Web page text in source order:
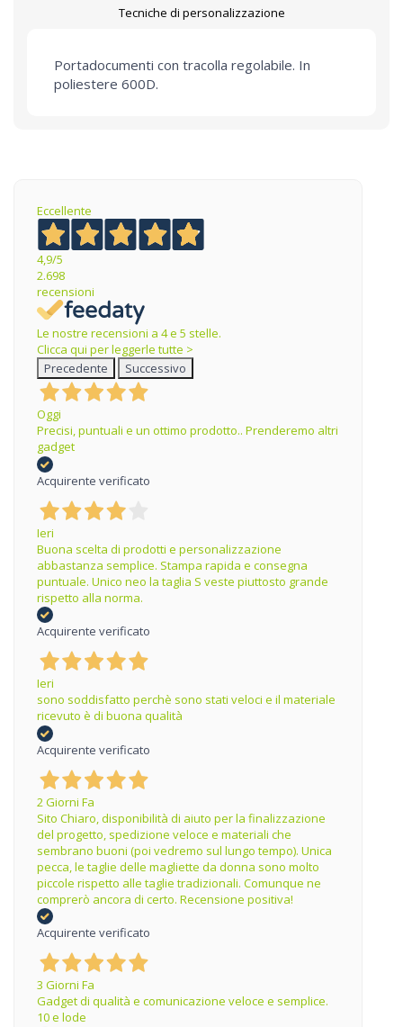
Tecniche di personalizzazione
Portadocumenti con tracolla regolabile. In
poliestere 600D.
Eccellente
4,9/5
2.698
recensioni
Le nostre recensioni a 4 e 5 stelle.
Clicca qui per leggerle tutte >
Precedente
Successivo
Oggi
Precisi, puntuali e un ottimo prodotto.. Prenderemo altri
gadget
Acquirente verificato
Ieri
Buona scelta di prodotti e personalizzazione
abbastanza semplice. Stampa rapida e consegna
puntuale. Unico neo la taglia S veste piuttosto grande
rispetto alla norma.
Acquirente verificato
Ieri
sono soddisfatto perchè sono stati veloci e il materiale
ricevuto è di buona qualità
Acquirente verificato
2 Giorni Fa
Sito Chiaro, disponibilità di aiuto per la finalizzazione
del progetto, spedizione veloce e materiali che
sembrano buoni (poi vedremo sul lungo tempo). Unica
pecca, le taglie delle magliette da donna sono molto
piccole rispetto alle taglie tradizionali. Comunque ne
comprerò ancora di certo. Recensione positiva!
Acquirente verificato
3 Giorni Fa
Gadget di qualità e comunicazione veloce e semplice.
10 e lode